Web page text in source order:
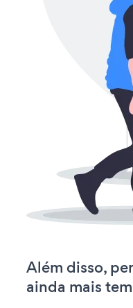
Além disso,
ainda mais